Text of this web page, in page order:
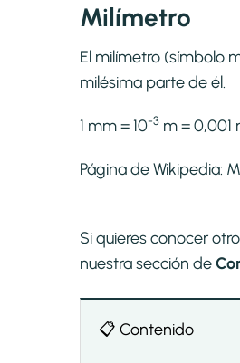
Milímetro
El milímetro (símbolo
milésima parte de él.
1 mm = 10-3 m = 0,001
Página de Wikipedia:
Si quieres conocer
nuestra sección de
📋 Contenido